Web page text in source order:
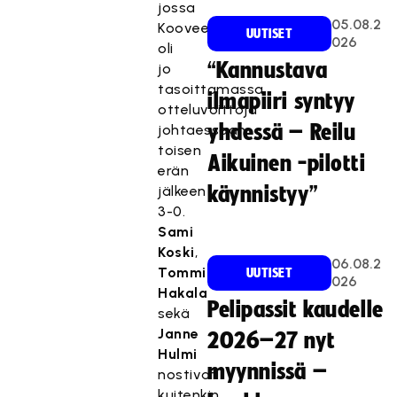
jossa
Koovee
oli
jo
tasoittamassa
otteluvoittoja
johtaessaan
toisen
erän
jälkeen
3-0.
Sami
Koski,
Tommi
Hakala
sekä
Janne
Hulmi
nostivat
UUTISET
05.08.2
026
“Kannustava
ilmapiiri syntyy
yhdessä – Reilu
Aikuinen -pilotti
käynnistyy”
UUTISET
06.08.2
026
Pelipassit kaudelle
2026–27 nyt
myynnissä –